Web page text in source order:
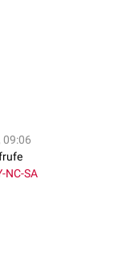
09:06
NC-SA